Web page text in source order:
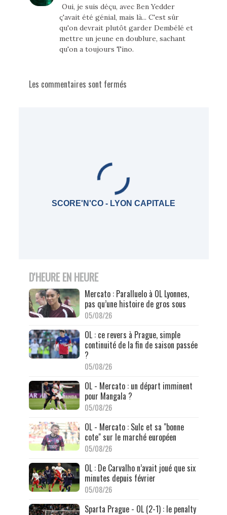
Oui, je suis déçu, avec Ben Yedder
ç'avait été génial, mais là... C'est sûr
qu'on devrait plutôt garder Dembélé et
mettre un jeune en doublure, sachant
qu'on a toujours Tino.
Les commentaires sont fermés
SCORE'N'CO - LYON CAPITALE
D'HEURE EN HEURE
Mercato : Paralluelo à OL Lyonnes,
pas qu’une histoire de gros sous
05/08/26
OL : ce revers à Prague, simple
continuité de la fin de saison passée
?
05/08/26
OL - Mercato : un départ imminent
pour Mangala ?
05/08/26
OL - Mercato : Sulc et sa "bonne
cote" sur le marché européen
05/08/26
OL : De Carvalho n’avait joué que six
minutes depuis février
05/08/26
Sparta Prague - OL (2-1) : le penalty